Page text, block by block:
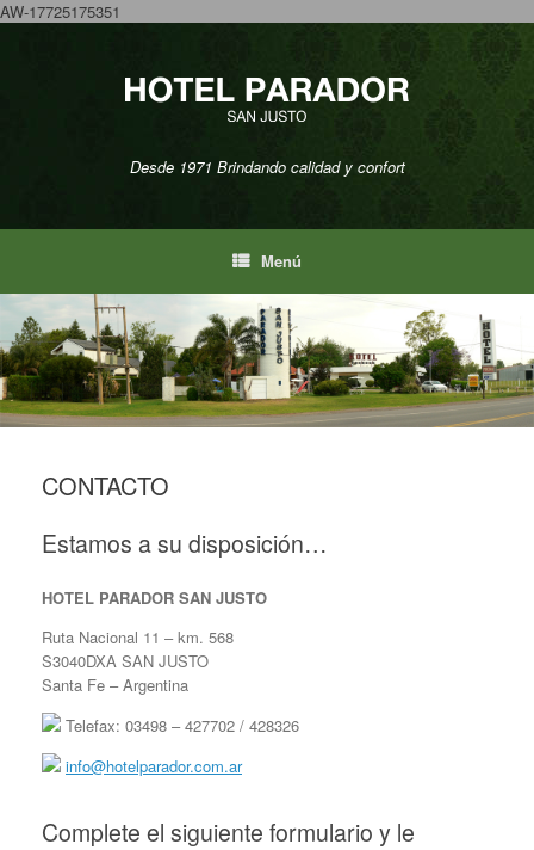
AW-17725175351
Desde 1971 Brindando calidad y confort
Menú
CONTACTO
Estamos a su disposición…
HOTEL PARADOR SAN JUSTO
Ruta Nacional 11 – km. 568
S3040DXA SAN JUSTO
Santa Fe – Argentina
Telefax: 03498 – 427702 / 428326
info@hotelparador.com.ar
Complete el siguiente formulario y le